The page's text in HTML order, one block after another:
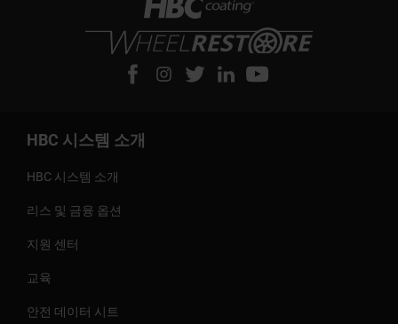
HBC 시스템 소개
HBC 시스템 소개
리스 및 금융 옵션
지원 센터
교육
안전 데이터 시트